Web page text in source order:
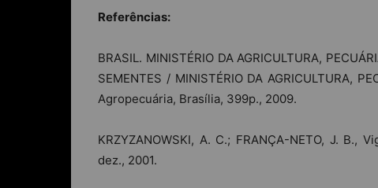
Referências:
BRASIL. MINISTÉRIO DA AGRICULTURA,
SEMENTES / MINISTÉRIO DA AGRICULTURA,
Agropecuária, Brasília, 399p., 2009.
KRZYZANOWSKI, A. C.; FRANÇA-NETO, J. B.,
dez., 2001.